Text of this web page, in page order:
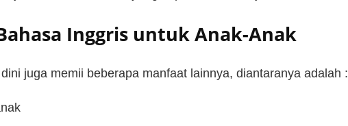
Inggris untuk Anak-Anak
juga memii beberapa manfaat lainnya, diantaranya adalah :